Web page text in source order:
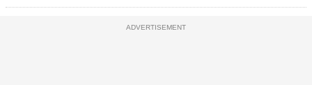
ADVERTISEMENT